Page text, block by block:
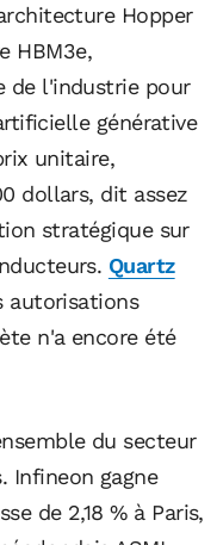
Hopper
HBM3e,
de l'industrie pour
générative
unitaire,
dollars, dit assez
stratégique sur
Quartz
autorisations
n'a encore été
du secteur
Infineon gagne
de 2,18 % à Paris,